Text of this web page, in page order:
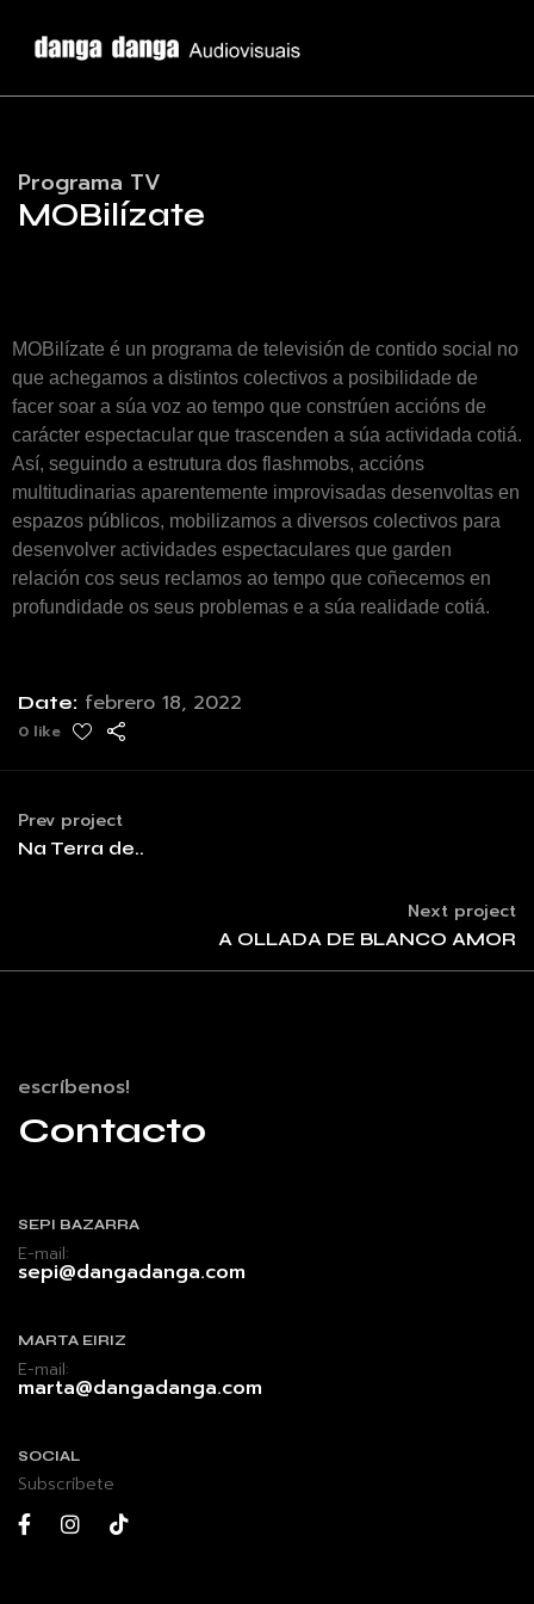
Programa TV
MOBilízate
MOBilízate é un programa de televisión de contido social no
que achegamos a distintos colectivos a posibilidade de
facer soar a súa voz ao tempo que constrúen accións de
carácter espectacular que trascenden a súa actividada cotiá.
Así, seguindo a estrutura dos flashmobs, accións
multitudinarias aparentemente improvisadas desenvoltas en
espazos públicos, mobilizamos a diversos colectivos para
desenvolver actividades espectaculares que garden
relación cos seus reclamos ao tempo que coñecemos en
profundidade os seus problemas e a súa realidade cotiá.
Date: febrero 18, 2022
0 like
Prev project
Na Terra de..
Next project
A OLLADA DE BLANCO AMOR
escríbenos!
Contacto
SEPI BAZARRA
E-mail:
sepi@dangadanga.com
MARTA EIRIZ
E-mail:
marta@dangadanga.com
SOCIAL
Subscríbete